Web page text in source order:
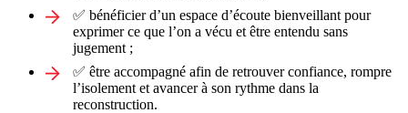
✅ bénéficier d’un espace d’écoute bienveillant pour
exprimer ce que l’on a vécu et être entendu sans
jugement ;
✅ être accompagné afin de retrouver confiance, rompre
l’isolement et avancer à son rythme dans la
reconstruction.